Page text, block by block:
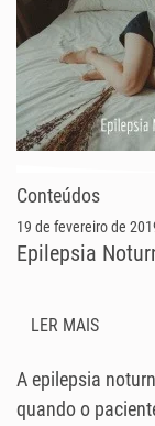
Conteúdos
19 de fevereiro de
Epilepsia
LER MAIS
A epilepsia
quando o